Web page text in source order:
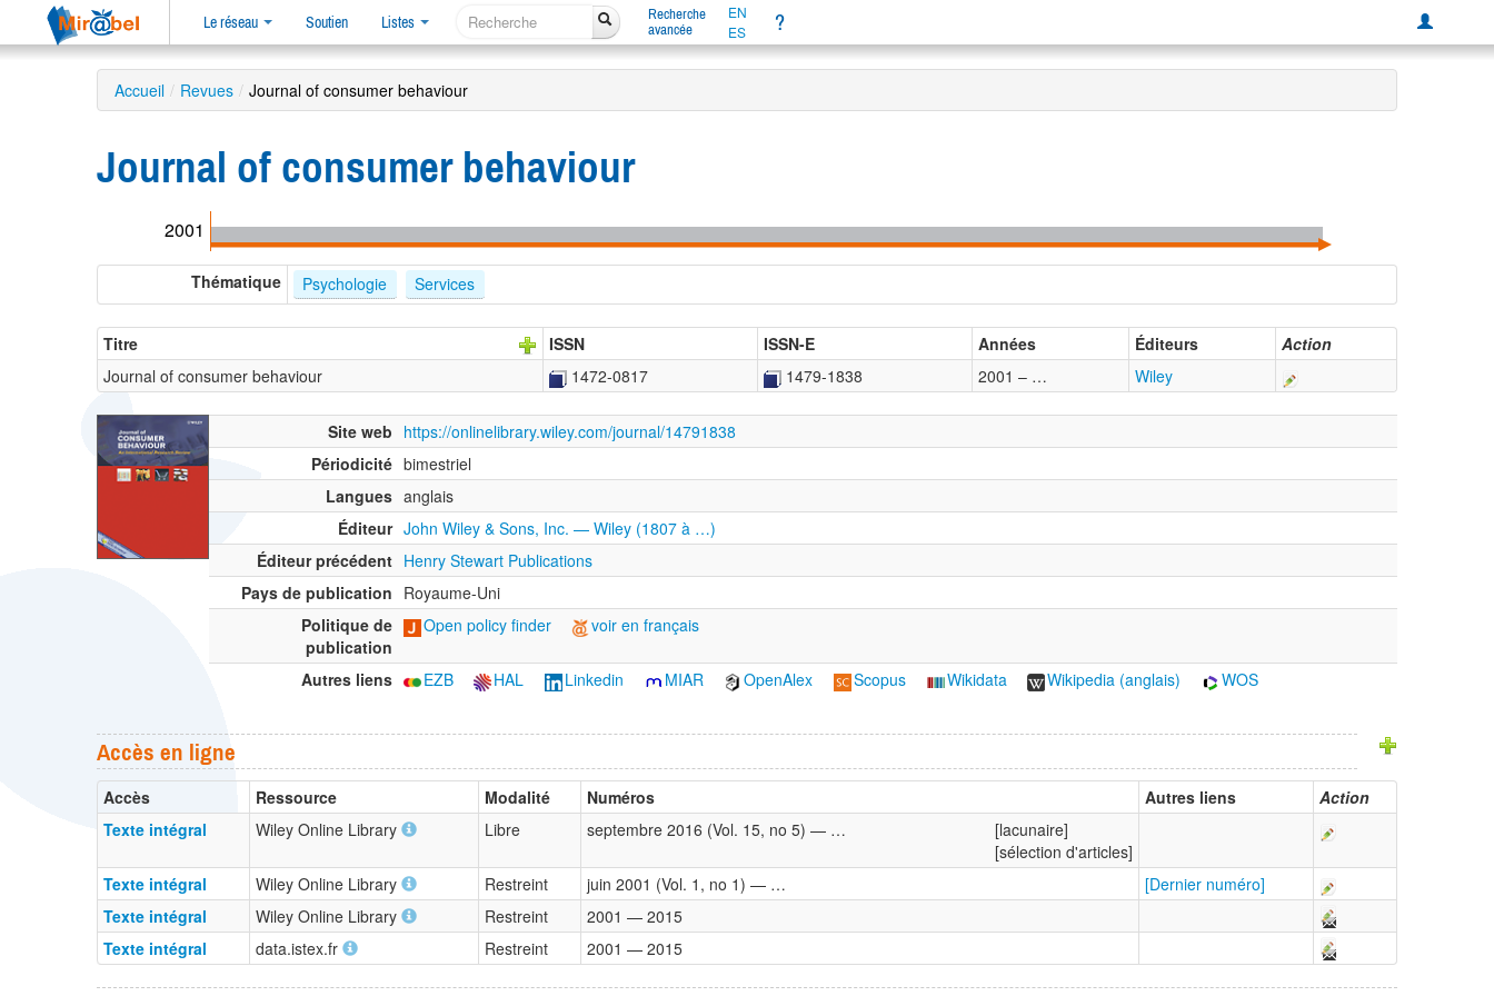
Le réseau Soutien Listes
Recherche
avancée
EN
ES
?
Accueil / Revues / Journal of consumer behaviour
Journal of consumer behaviour
2001
Thématique Psychologie Services
Titre ISSN ISSN-E Années Éditeurs
Action
Journal of consumer behaviour
1472-0817 1479-1838 2001 – … Wiley
Site web https://onlinelibrary.wiley.com/journal/14791838
Périodicité bimestriel
Langues anglais
Éditeur John Wiley & Sons, Inc. — Wiley (1807 à …)
Éditeur précédent Henry Stewart Publications
Pays de publication Royaume-Uni
Politique de
publication
Open policy finder voir en français
Autres liens EZB HAL Linkedin MIAR OpenAlex Scopus Wikidata Wikipedia (anglais) WOS
Accès en ligne
Accès Ressource Modalité Numéros Autres liens
Action
Texte intégral
Wiley Online Library Libre septembre 2016 (Vol. 15, no 5) — …
[lacunaire]
[sélection d'articles]
Texte intégral
Wiley Online Library Restreint juin 2001 (Vol. 1, no 1) — …
[Dernier numéro]
Texte intégral
Wiley Online Library Restreint
2001 — 2015
Texte intégral
data.istex.fr Restreint 2001 — 2015